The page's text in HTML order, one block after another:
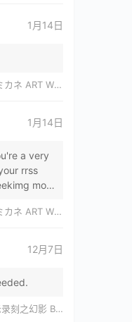
1月14日
Luminous Witches[DL]
1月14日
a very
rrss
mor
Luminous Witches[DL]
12月7日
公式設定資料集II